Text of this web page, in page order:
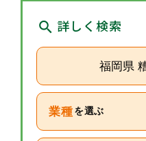
詳しく検索
福岡県
業種 を選ぶ